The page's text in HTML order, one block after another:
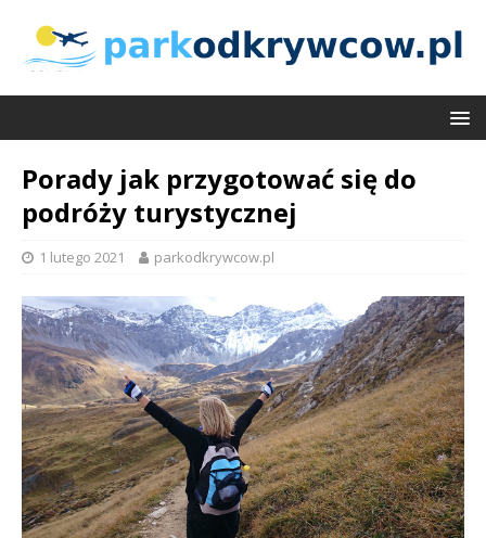
Porady jak przygotować się do
podróży turystycznej
1 lutego 2021 parkodkrywcow.pl